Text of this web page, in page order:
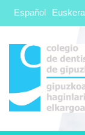
Español Euskera